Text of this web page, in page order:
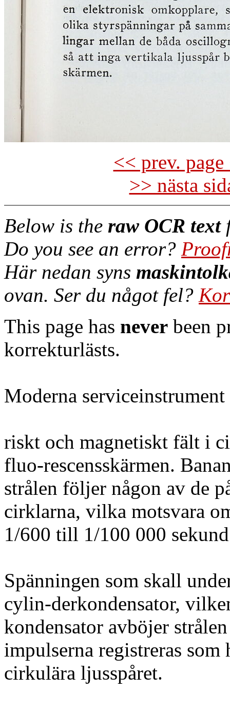
<< prev.
>> nästa
Below is the raw OCR text
Do you see an error?
Här nedan syns
ovan. Ser du något fel?
This page has never been
korrekturlästs.
Moderna serviceinstrument
riskt och magnetiskt fält i
fluo-rescensskärmen.
strålen följer någon av de
cirklarna, vilka motsvara
1/600 till 1/100 000
Spänningen som skall
cylin-derkondensator,
kondensator avböjer
impulserna registreras som
cirkulära ljusspåret.